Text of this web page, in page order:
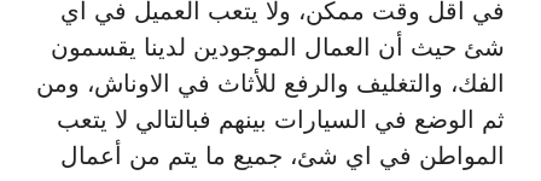
في أقل وقت ممكن، ولا يتعب العميل في اي
شئ حيث أن العمال الموجودين لدينا يقسمون
الفك، والتغليف والرفع للأثاث في الاوناش، ومن
ثم الوضع في السيارات بينهم فبالتالي لا يتعب
المواطن في اي شئ، جميع ما يتم من أعمال